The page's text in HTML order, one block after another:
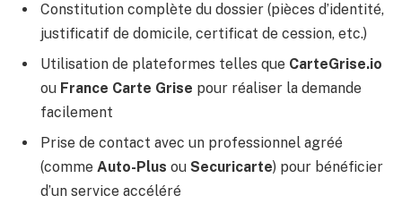
Constitution complète du dossier (pièces d’identité,
justificatif de domicile, certificat de cession, etc.)
Utilisation de plateformes telles que CarteGrise.io
ou France Carte Grise pour réaliser la demande
facilement
Prise de contact avec un professionnel agréé
(comme Auto-Plus ou Securicarte) pour bénéficier
d’un service accéléré